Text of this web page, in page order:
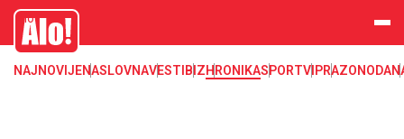
Organizovani kriminal, visoki kriminal, suđenje, hapšenje, korupcija,
mafija, sprega mafije i politike, mito, droga, šverc
Alo
NAJNOVIJENASLOVNAVESTI BIZHRONIKASPORTVIPRAZONODA